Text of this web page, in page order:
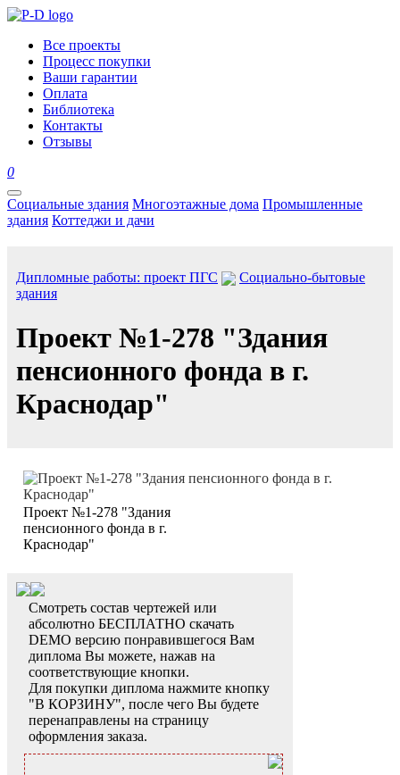
Все проекты
Процесс покупки
Ваши гарантии
Оплата
Библиотека
Контакты
Отзывы
0
Социальные здания Многоэтажные дома Промышленные
здания Коттеджи и дачи
Дипломные работы: проект ПГС
Социально-бытовые
здания
Проект №1-278 "Здания
пенсионного фонда в г.
Краснодар"
Проект №1-278 "Здания
пенсионного фонда в г.
Краснодар"
Смотреть состав чертежей или
абсолютно БЕСПЛАТНО скачать
DEMO версию понравившегося Вам
диплома Вы можете, нажав на
соответствующие кнопки.
Для покупки диплома нажмите кнопку
"В КОРЗИНУ", после чего Вы будете
перенаправлены на страницу
оформления заказа.